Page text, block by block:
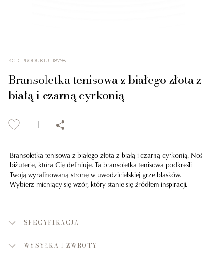
KOD PRODUKTU: 187981
Bransoletka tenisowa z białego złota z
białą i czarną cyrkonią
Bransoletka tenisowa z białego złota z białą i czarną cyrkonią. Noś
biżuterie, która Cię definiuje. Ta bransoletka tenisowa podkreśli
Twoją wyrafinowaną stronę w uwodzicielskiej grze blasków.
Wybierz mieniący się wzór, który stanie się źródłem inspiracji.
SPECYFIKACJA
WYSYŁKA I ZWROTY